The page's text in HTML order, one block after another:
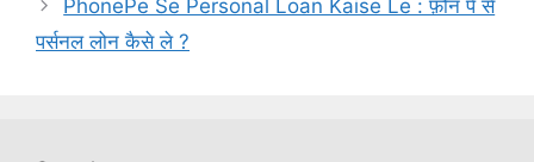
PhonePe Se Personal Loan Kaise Le : फ़ोन पे से
पर्सनल लोन कैसे ले ?